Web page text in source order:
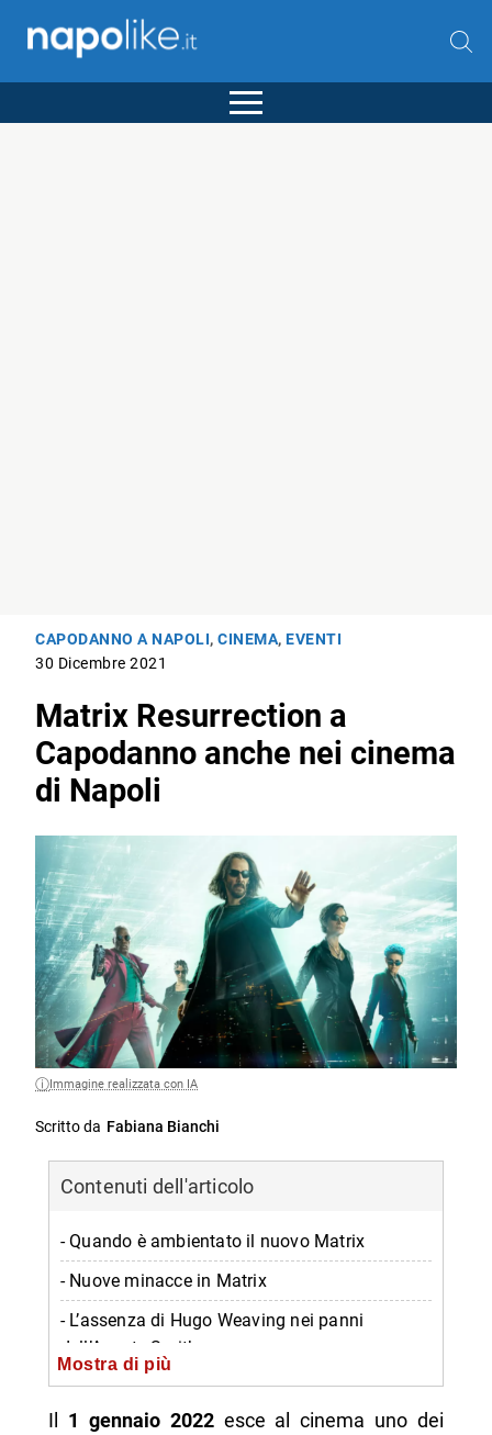
CAPODANNO A NAPOLI,CINEMA,EVENTI
30 Dicembre 2021
Matrix Resurrection a
Capodanno anche nei cinema
di Napoli
Immagine realizzata con IA
Scritto da Fabiana Bianchi
Contenuti dell'articolo
- Quando è ambientato il nuovo Matrix
- Nuove minacce in Matrix
- L’assenza di Hugo Weaving nei panni
dell’Agente Smith
- L’assenza illustre: Laurence Fishburne per
Morpheus
Mostra di più
Il 1 gennaio 2022esce al cinema uno dei